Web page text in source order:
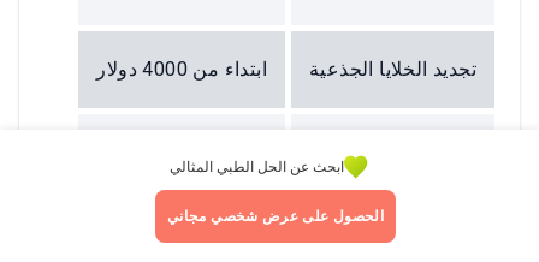
تجديد الخلايا الجذعية ابتداء من 4000 دولار
أفضل مكان لجراحة التجميل في الهند
ابحث عن الحل الطبي المثالي
الحصول على عرض شخصي مجاني